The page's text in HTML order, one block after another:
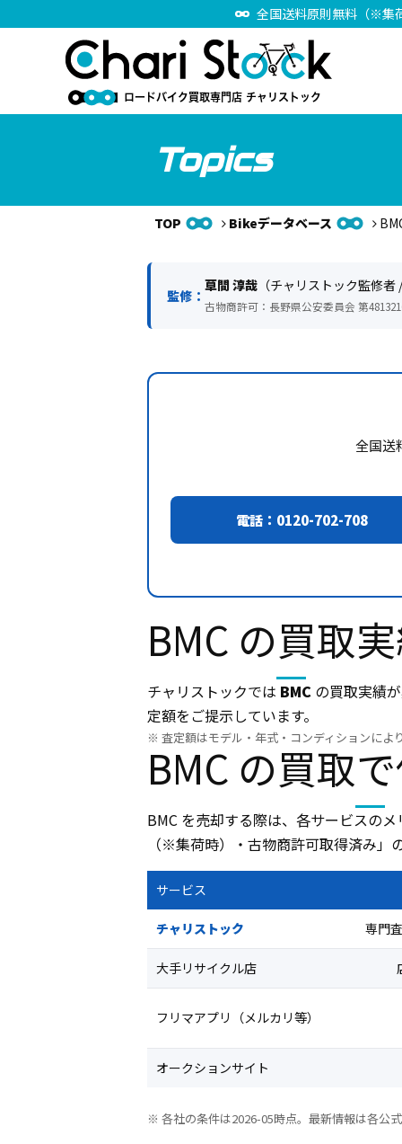
全国送料原則無料（※集
Topics
TOP Bikeデータベース
監修：
草間 淳哉 （チャリストック監修
古物商許可：長野県公安委員会 第
全国送
電話：0120-702-708
BMC の買取
チャリストックでは BMC の買取実績
定額をご提示しています。
※ 査定額はモデル・年式・コンディションによ
BMC の買取
BMC を売却する際は、各サービスの
（※集荷時）・古物商許可取得済み」
サービス
チャリストック 専門
大手リサイクル店
フリマアプリ（メルカリ等）
オークションサイト
※ 各社の条件は2026-05時点。最新情報は各公